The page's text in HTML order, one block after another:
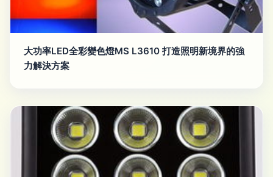
大功率LED全彩變色燈MS L3610 打造照明新境界的強
力解決方案